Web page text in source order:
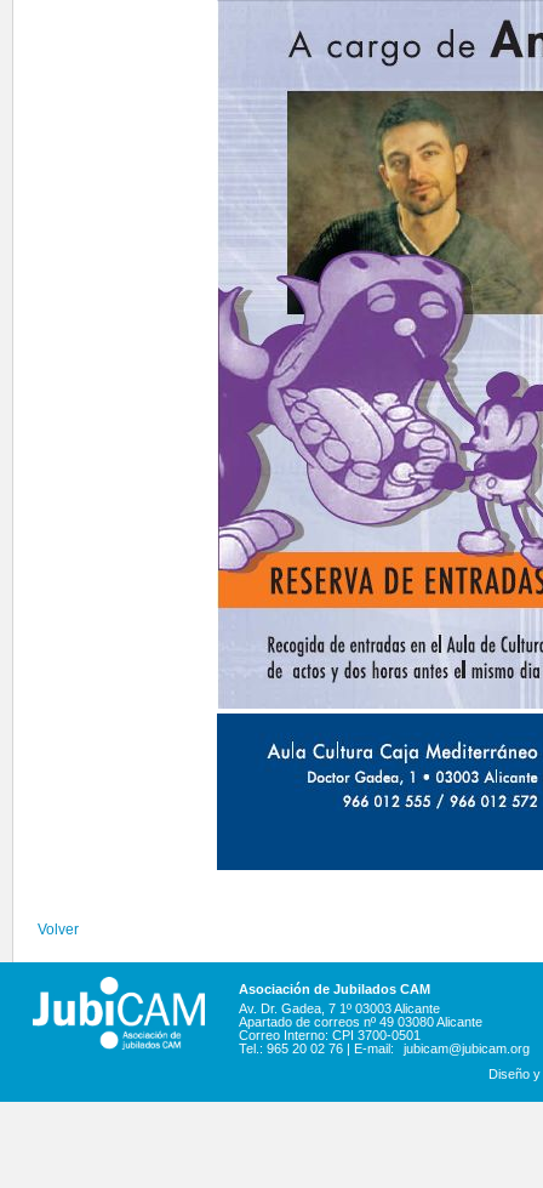
Volver
Asociación de Jubilados CAM
Av. Dr. Gadea, 7 1º 03003 Alicante
Apartado de correos nº 49 03080 Alicante
Correo Interno: CPI 3700-0501
Tel.: 965 20 02 76 | E-mail:
jubicam@jubicam.org
Diseño